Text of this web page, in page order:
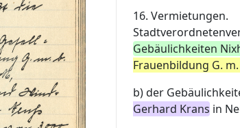
16. Vermietungen.
Gebäulichkeiten
Frauenbildung G. m.
b) der
Gerhard Krans in